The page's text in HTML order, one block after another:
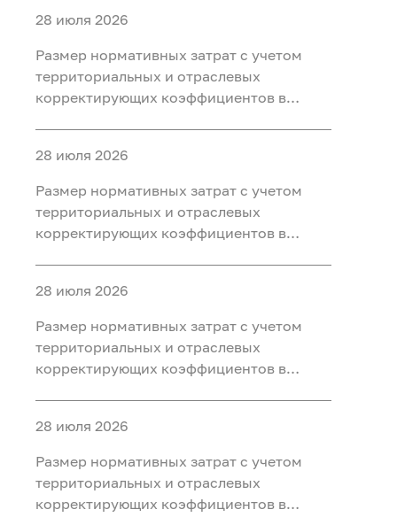
28 июля 2026
Размер нормативных затрат с учетом
территориальных и отраслевых
корректирующих коэффициентов в
Землей» на 2027 год и плановый период
2028 и 2029 годов
28 июля 2026
Размер нормативных затрат с учетом
территориальных и отраслевых
корректирующих коэффициентов в
год и плановый период 2028 и 2029
годов
28 июля 2026
Размер нормативных затрат с учетом
территориальных и отраслевых
корректирующих коэффициентов в
2027 год и плановый период 2028 и 2029
годов
28 июля 2026
Размер нормативных затрат с учетом
территориальных и отраслевых
корректирующих коэффициентов в